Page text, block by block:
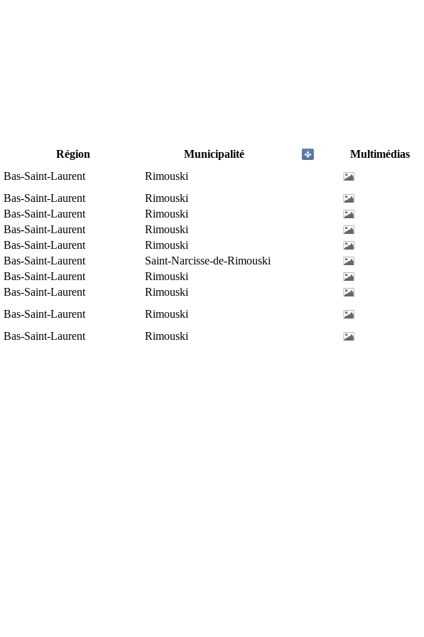
Région Municipalité
Multimédias
Bas-Saint-Laurent
Rimouski
Bas-Saint-Laurent
Rimouski
Bas-Saint-Laurent
Rimouski
Bas-Saint-Laurent
Rimouski
Bas-Saint-Laurent
Rimouski
Bas-Saint-Laurent
Saint-Narcisse-de-Rimouski
Bas-Saint-Laurent
Rimouski
Bas-Saint-Laurent
Rimouski
Bas-Saint-Laurent
Rimouski
Bas-Saint-Laurent Rimouski